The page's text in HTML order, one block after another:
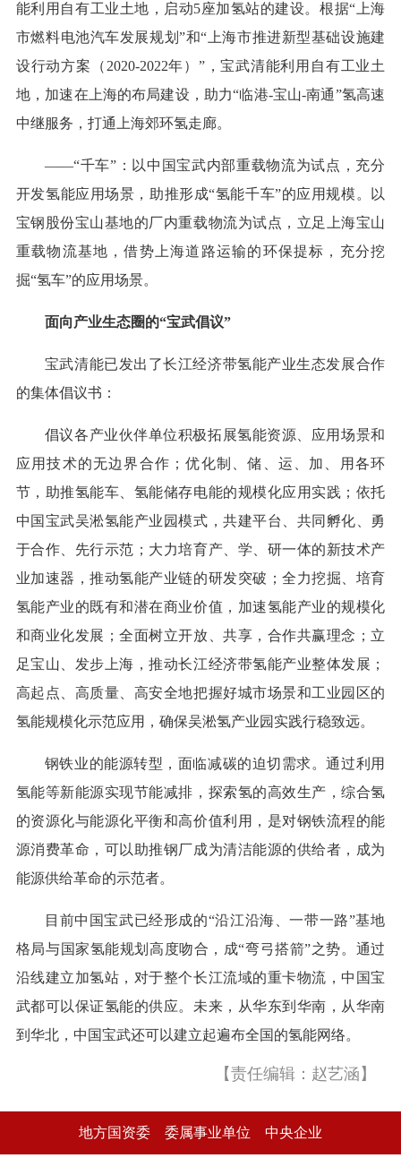
能利用自有工业土地，启动5座加氢站的建设。根据“上海
市燃料电池汽车发展规划”和“上海市推进新型基础设施建
设行动方案（2020-2022年）”，宝武清能利用自有工业土
地，加速在上海的布局建设，助力“临港-宝山-南通”氢高速
中继服务，打通上海郊环氢走廊。
——“千车”：以中国宝武内部重载物流为试点，充分
开发氢能应用场景，助推形成“氢能千车”的应用规模。以
宝钢股份宝山基地的厂内重载物流为试点，立足上海宝山
重载物流基地，借势上海道路运输的环保提标，充分挖
掘“氢车”的应用场景。
面向产业生态圈的“宝武倡议”
宝武清能已发出了长江经济带氢能产业生态发展合作
的集体倡议书：
倡议各产业伙伴单位积极拓展氢能资源、应用场景和
应用技术的无边界合作；优化制、储、运、加、用各环
节，助推氢能车、氢能储存电能的规模化应用实践；依托
中国宝武吴淞氢能产业园模式，共建平台、共同孵化、勇
于合作、先行示范；大力培育产、学、研一体的新技术产
业加速器，推动氢能产业链的研发突破；全力挖掘、培育
氢能产业的既有和潜在商业价值，加速氢能产业的规模化
和商业化发展；全面树立开放、共享，合作共赢理念；立
足宝山、发步上海，推动长江经济带氢能产业整体发展；
高起点、高质量、高安全地把握好城市场景和工业园区的
氢能规模化示范应用，确保吴淞氢产业园实践行稳致远。
钢铁业的能源转型，面临减碳的迫切需求。通过利用
氢能等新能源实现节能减排，探索氢的高效生产，综合氢
的资源化与能源化平衡和高价值利用，是对钢铁流程的能
源消费革命，可以助推钢厂成为清洁能源的供给者，成为
能源供给革命的示范者。
目前中国宝武已经形成的“沿江沿海、一带一路”基地
格局与国家氢能规划高度吻合，成“弯弓搭箭”之势。通过
沿线建立加氢站，对于整个长江流域的重卡物流，中国宝
武都可以保证氢能的供应。未来，从华东到华南，从华南
到华北，中国宝武还可以建立起遍布全国的氢能网络。
【责任编辑：赵艺涵】
地方国资委 委属事业单位 中央企业